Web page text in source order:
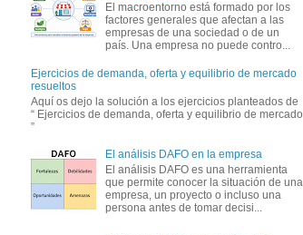
El macroentorno está formado por los
factores generales que afectan a las
empresas de una sociedad o de un
país. Una empresa no puede contro...
Ejercicios de demanda, oferta y equilibrio de mercado
resueltos
Aquí os dejo la solución a los ejercicios planteados de
“ Ejercicios de demanda, oferta y equilibrio de mercado
”
El análisis DAFO en la empresa
El análisis DAFO es una herramienta
que permite conocer la situación de una
empresa, un proyecto o incluso una
persona antes de tomar decisi...